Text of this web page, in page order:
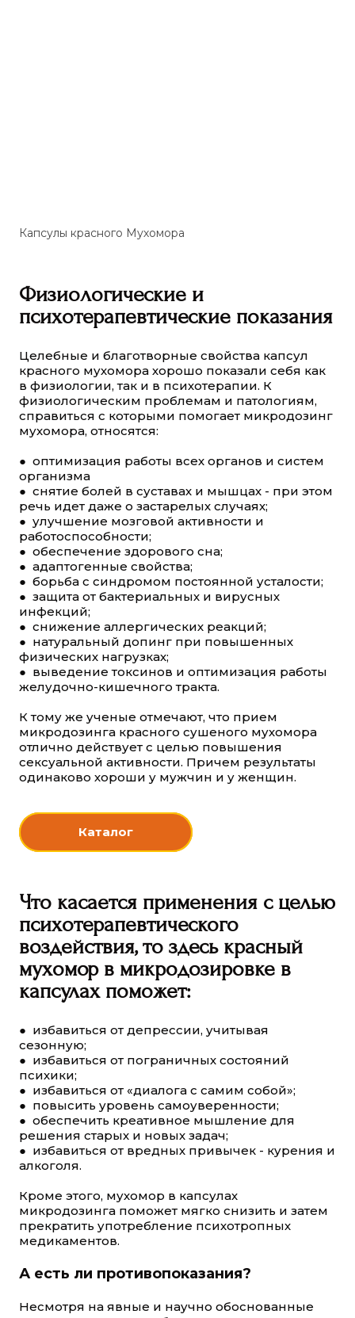
Капсулы красного Мухомора
Физиологические и
психотерапевтические показания
Целебные и благотворные свойства капсул
красного мухомора хорошо показали себя как
в физиологии, так и в психотерапии. К
физиологическим проблемам и патологиям,
справиться с которыми помогает микродозинг
мухомора, относятся:
● оптимизация работы всех органов и систем
организма
● снятие болей в суставах и мышцах - при этом
речь идет даже о застарелых случаях;
● улучшение мозговой активности и
работоспособности;
● обеспечение здорового сна;
● адаптогенные свойства;
● борьба с синдромом постоянной усталости;
● защита от бактериальных и вирусных
инфекций;
● снижение аллергических реакций;
● натуральный допинг при повышенных
физических нагрузках;
● выведение токсинов и оптимизация работы
желудочно-кишечного тракта.
К тому же ученые отмечают, что прием
микродозинга красного сушеного мухомора
отлично действует с целью повышения
сексуальной активности. Причем результаты
одинаково хороши у мужчин и у женщин.
Каталог
Что касается применения с целью
психотерапевтического
воздействия, то здесь красный
мухомор в микродозировке в
капсулах поможет:
● избавиться от депрессии, учитывая
сезонную;
● избавиться от пограничных состояний
психики;
● избавиться от «диалога с самим собой»;
● повысить уровень самоуверенности;
● обеспечить креативное мышление для
решения старых и новых задач;
● избавиться от вредных привычек - курения и
алкоголя.
Кроме этого, мухомор в капсулах
микродозинга поможет мягко снизить и затем
прекратить употребление психотропных
медикаментов.
А есть ли противопоказания?
Несмотря на явные и научно обоснованные